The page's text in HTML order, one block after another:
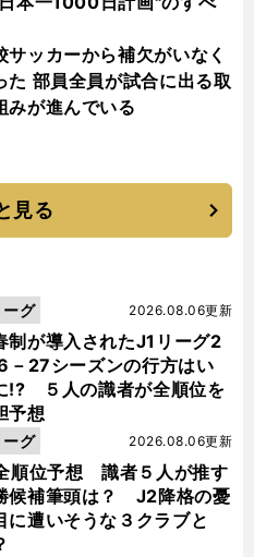
サッカーから補欠がいなく
た 部員全員が試合に出る取
みが進んでいる
見る
制が導入されたJ1リーグ2
－27シーズンの行方はい
!? ５人の識者が全順位を
予想
2026.08.06更新
グ
順位予想 識者５人が推す
候補筆頭は？ J2降格の憂
に遭いそうな３クラブと
2026.08.06更新
グ